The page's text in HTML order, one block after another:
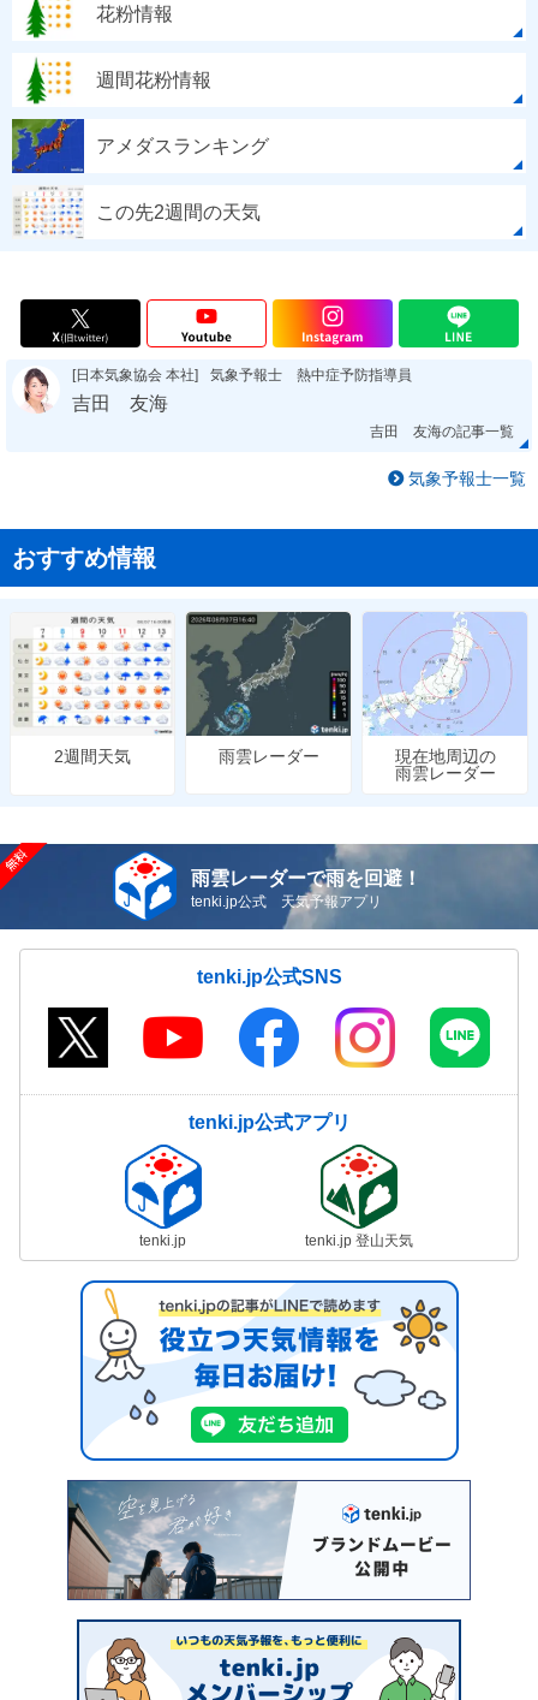
花粉情報
週間花粉情報
アメダスランキング
この先2週間の天気
[日本気象協会 本社] 気象予報士 熱中症予防指導員
吉田 友海
吉田 友海の記事一覧
気象予報士一覧
おすすめ情報
2週間天気 雨雲レーダー
現在地周辺の
雨雲レーダー
雨雲レーダーで雨を回避！
tenki.jp公式 天気予報アプリ
tenki.jp公式SNS
tenki.jp公式アプリ
tenki.jp tenki.jp 登山天気